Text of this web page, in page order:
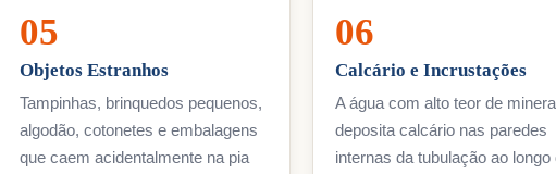
05
Objetos Estranhos
Tampinhas, brinquedos pequenos,
algodão, cotonetes e embalagens
que caem acidentalmente na pia
06
Calcário e Incrustações
A água com alto teor de
deposita calcário nas paredes
internas da tubulação ao longo